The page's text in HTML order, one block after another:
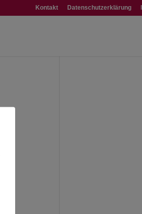
Kontakt Datenschutzerklärung